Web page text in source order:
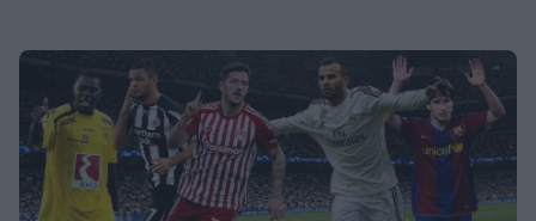
MEDIA
Κατερίνα Σαβράνη: Επιστρέφει στην
τηλεόραση μετά από χρόνια - Σε